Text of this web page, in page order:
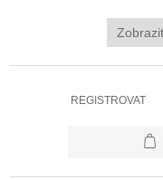
REGISTROVAT